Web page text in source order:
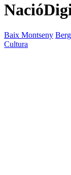
Baix Montseny
Cultura